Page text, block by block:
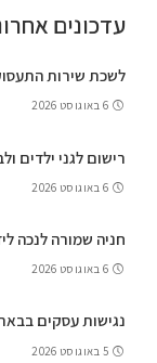
עדכונים
לשכת שירות
6 באוגוסט 2026
רישום לגני ילדים
6 באוגוסט 2026
חניה שמורה לנכה
6 באוגוסט 2026
נגישות עסקים
5 באוגוסט 2026